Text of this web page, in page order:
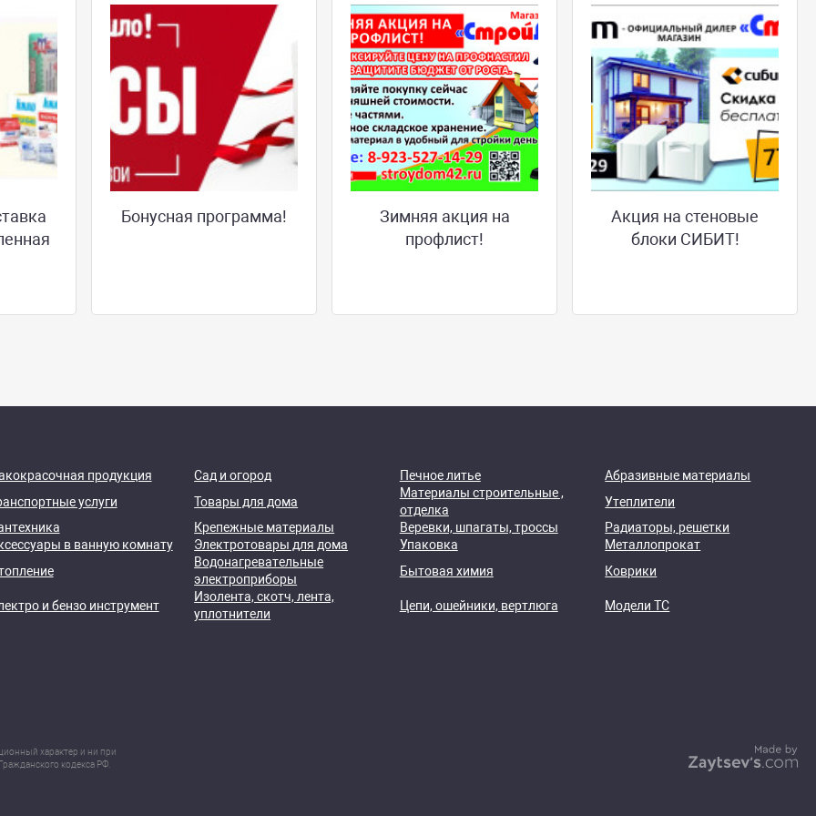
Бонусная программа!
Зимняя акция на
профлист!
Акция на стеновые
блоки СИБИТ!
продукция Сад и огород Печное литье
Абразивные материалы
услуги
Товары для дома
Материалы строительные ,
отделка
Утеплители
Крепежные материалы Веревки, шпагаты, троссы
Радиаторы, решетки
в ванную комнату
Электротовары для дома Упаковка
Металлопрокат
Водонагревательные
электроприборы
Бытовая химия Коврики
и бензо инструмент
Изолента, скотч, лента,
уплотнители
Цепи, ошейники, вертлюга Модели ТС
характер и ни при
кодекса РФ.